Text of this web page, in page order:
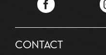
CONTACT